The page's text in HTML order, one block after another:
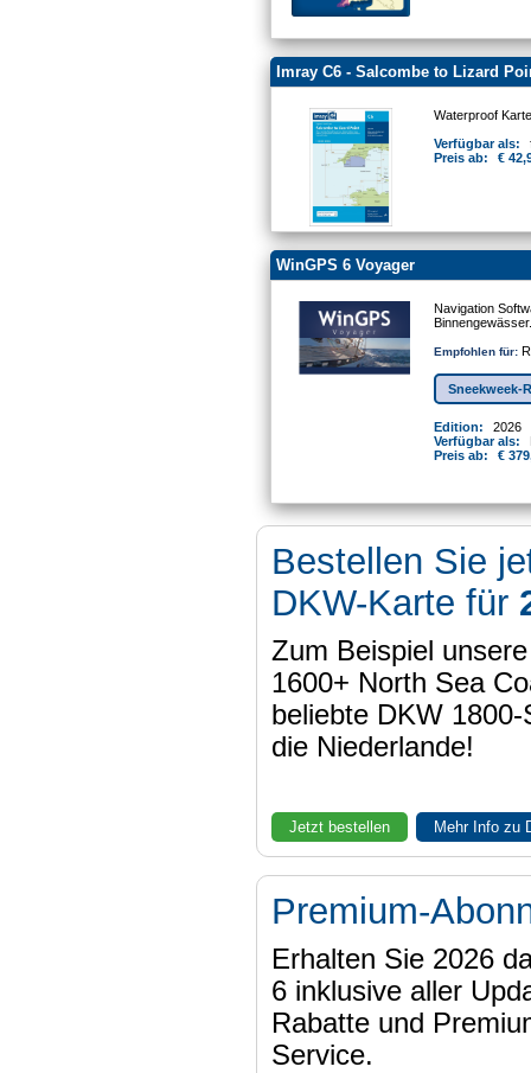
Imray C6 - Salcombe to Lizard
Waterproof
Verfügbar als:
Preis ab:
€
WinGPS 6 Voyager
Navigation
Binnengewässer.
Empfohlen für:
Sneekweek-
Edition:
2026
Verfügbar als:
Preis ab:
€
Bestellen Sie
DKW-Karte für
Zum Beispiel
1600+ North Sea
beliebte DKW
die Niederlande!
Jetzt bestellen Mehr Info zu
Premium-
Erhalten Sie 2026
6 inklusive aller
Rabatte und
Service.